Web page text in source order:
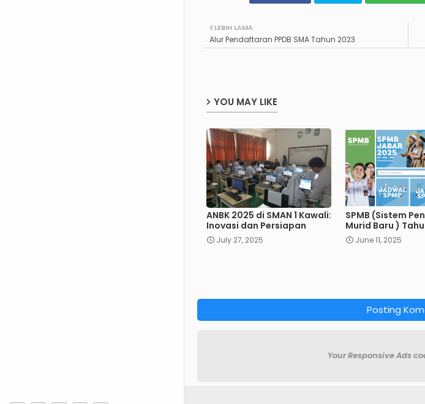
LEBIH LAMA
Alur Pendaftaran PPDB SMA Tahun 2023
YOU MAY LIKE
ANBK 2025 di SMAN 1 Kawali:
Inovasi dan Persiapan
July 27, 2025
SPMB (Sistem
Murid Baru )
June 11, 2025
Posting
Your Responsive Ads